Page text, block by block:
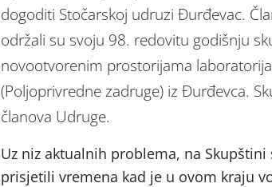
dogoditi Stočarskoj udruzi Đurđevac.
održali su svoju 98. redovitu godišnju
novootvorenim prostorijama
(Poljoprivredne zadruge) iz Đurđevca.
članova Udruge.
Uz niz aktualnih problema, na
prisjetili vremena kad je u ovom kraju